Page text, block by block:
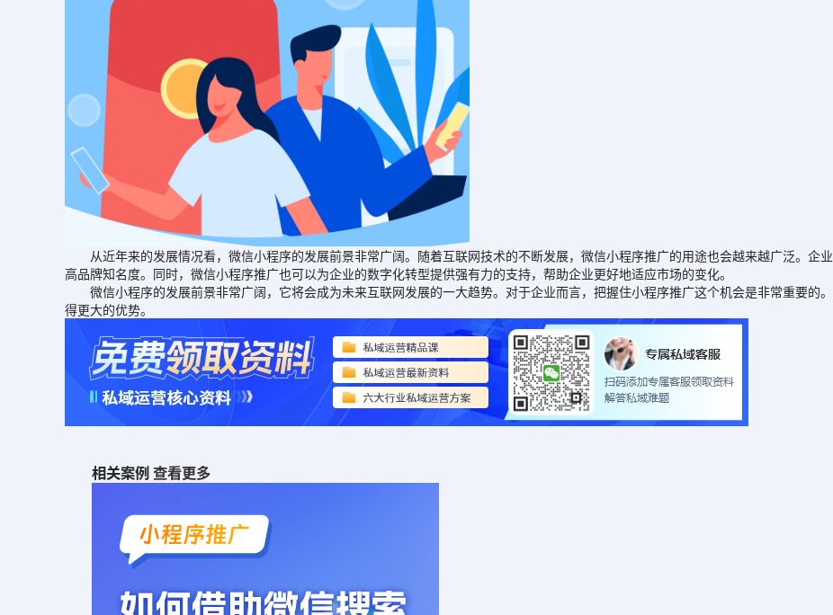
从近年来的发展情况看，微信小程序的发展前景非常广阔。随着互联网技术的不断发展，微信小程序推广的用途也会越来越广泛。企
高品牌知名度。同时，微信小程序推广也可以为企业的数字化转型提供强有力的支持，帮助企业更好地适应市场的变化。
微信小程序的发展前景非常广阔，它将会成为未来互联网发展的一大趋势。对于企业而言，把握住小程序推广这个机会是非常重要的
得更大的优势。
相关案例 查看更多